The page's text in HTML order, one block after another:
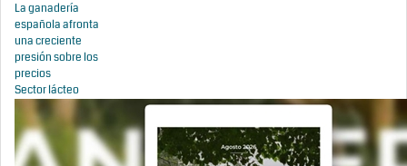
La ganadería
española afronta
una creciente
presión sobre los
precios
Sector lácteo